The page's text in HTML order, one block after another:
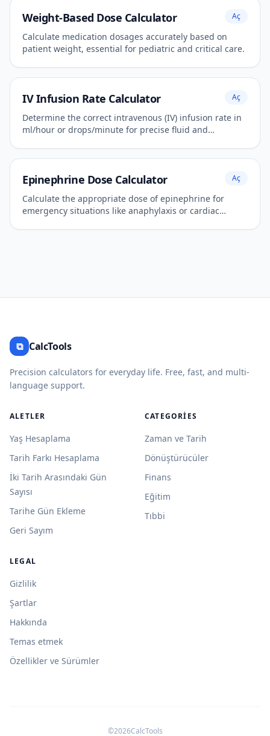
Weight-Based Dose Calculator Aç
Calculate medication dosages accurately based on
patient weight, essential for pediatric and critical care.
IV Infusion Rate Calculator Aç
Determine the correct intravenous (IV) infusion rate in
ml/hour or drops/minute for precise fluid and
Epinephrine Dose Calculator Aç
Calculate the appropriate dose of epinephrine for
emergency situations like anaphylaxis or cardiac
⧉ CalcTools
Precision calculators for everyday life. Free, fast, and multi-
language support.
ALETLER
Yaş Hesaplama
Tarih Farkı Hesaplama
İki Tarih Arasındaki Gün
Sayısı
Tarihe Gün Ekleme
Geri Sayım
CATEGORIES
Zaman ve Tarih
Dönüştürücüler
Finans
Eğitim
Tıbbi
LEGAL
Gizlilik
Şartlar
Hakkında
Temas etmek
Özellikler ve Sürümler
©2026CalcTools